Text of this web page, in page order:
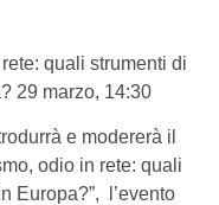
quali strumenti di
29 marzo, 14:30
e modererà il
odio in rete: quali
Europa?”, l’evento